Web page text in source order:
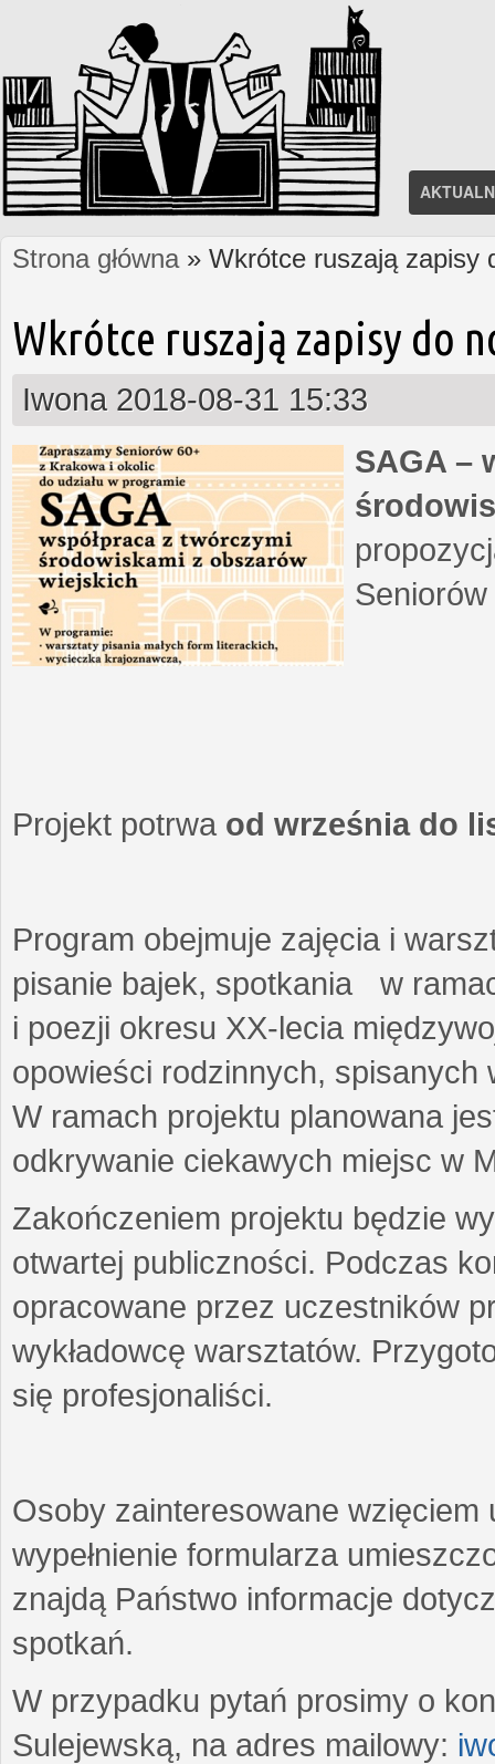
Jesteś tutaj
Strona główna» Wkrótce ruszają zapisy
Wkrótce ruszają zapisy do
Iwona 2018-08-31 15:33
SAGA –
Projekt potrwa od września do
Program obejmuje zajęcia i
pisanie bajek, spotkania w
i poezji okresu XX-lecia
opowieści rodzinnych,
W ramach projektu planowana
odkrywanie ciekawych miejsc w
Zakończeniem projektu będzie
otwartej publiczności. Podczas
opracowane przez uczestników
wykładowcę warsztatów.
się profesjonaliści.
Osoby zainteresowane wzięciem
wypełnienie formularza
znajdą Państwo informacje
spotkań.
W przypadku pytań prosimy o
Sulejewską, na adres mailowy: